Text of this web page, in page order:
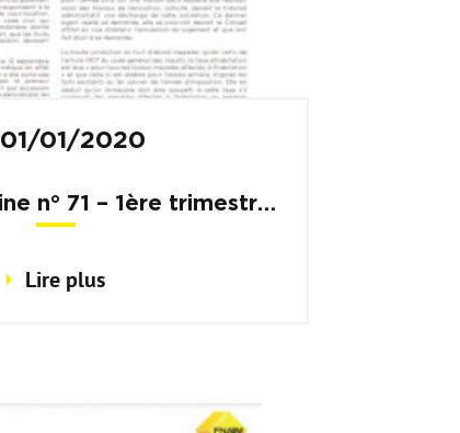
01/01/2020
n° 71 – 1ère trimestre
Lire plus